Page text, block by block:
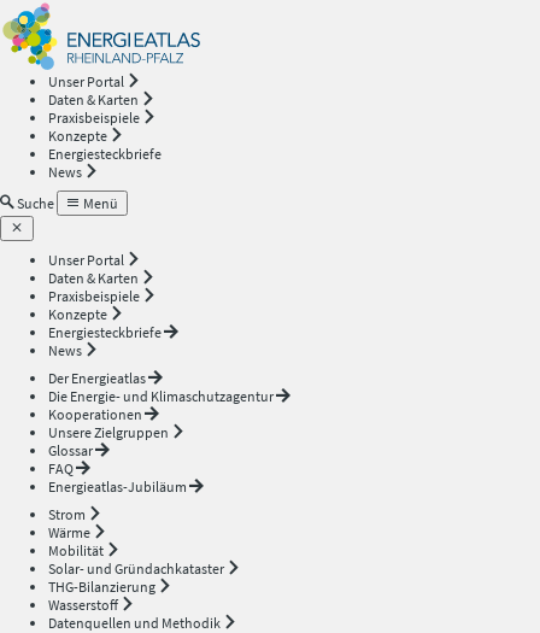
Unser Portal
Daten & Karten
Praxisbeispiele
Konzepte
Energiesteckbriefe
News
Suche
Menü
Unser Portal
Daten & Karten
Praxisbeispiele
Konzepte
Energiesteckbriefe
News
Der Energieatlas
Die Energie- und Klimaschutzagentur
Kooperationen
Unsere Zielgruppen
Glossar
FAQ
Energieatlas-Jubiläum
Strom
Wärme
Mobilität
Solar- und Gründachkataster
THG-Bilanzierung
Wasserstoff
Datenquellen und Methodik